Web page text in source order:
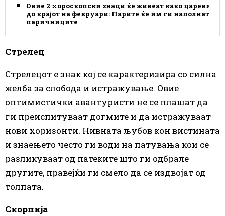
Овие 2 хороскопски знаци ќе живеат како цареви
до крајот на февруари: Парите ќе им ги наполнат
паричниците
Стрелец
Стрелецот е знак кој се карактеризира со силна
желба за слобода и истражување. Овие
оптимистички авантуристи не се плашат да
ги преиспитуваат догмите и да истражуваат
нови хоризонти. Нивната љубов кон вистината
и знаењето често ги води на патувања кои се
разликуваат од патеките што ги одбрале
другите, правејќи ги смело да се издвојат од
толпата.
Скорпија